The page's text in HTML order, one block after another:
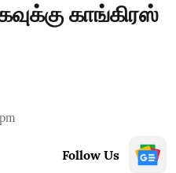
காங்கிரஸ்
Follow Us